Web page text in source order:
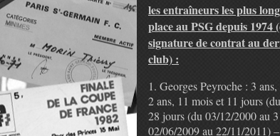
les entraîneurs les plus
place au PSG depuis 1974
signature de contrat au
club) :
1. Georges Peyroche : 3
2 ans, 11 mois et 11 jours
28 jours (du 03/12/2000 au
02/06/2009 au 22/11/2011)